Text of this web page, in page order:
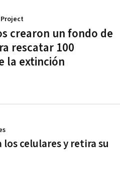
crearon un fondo de
rescatar 100
la extinción
celulares y retira su